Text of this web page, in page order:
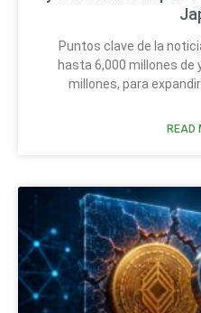
Puntos clave de la
hasta 6,000 millones de
millones, para
READ